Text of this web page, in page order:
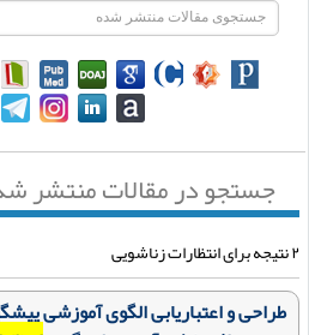
جستجو در مقالات منتشر
طراحی و اعتباریابی الگوی آموزشی